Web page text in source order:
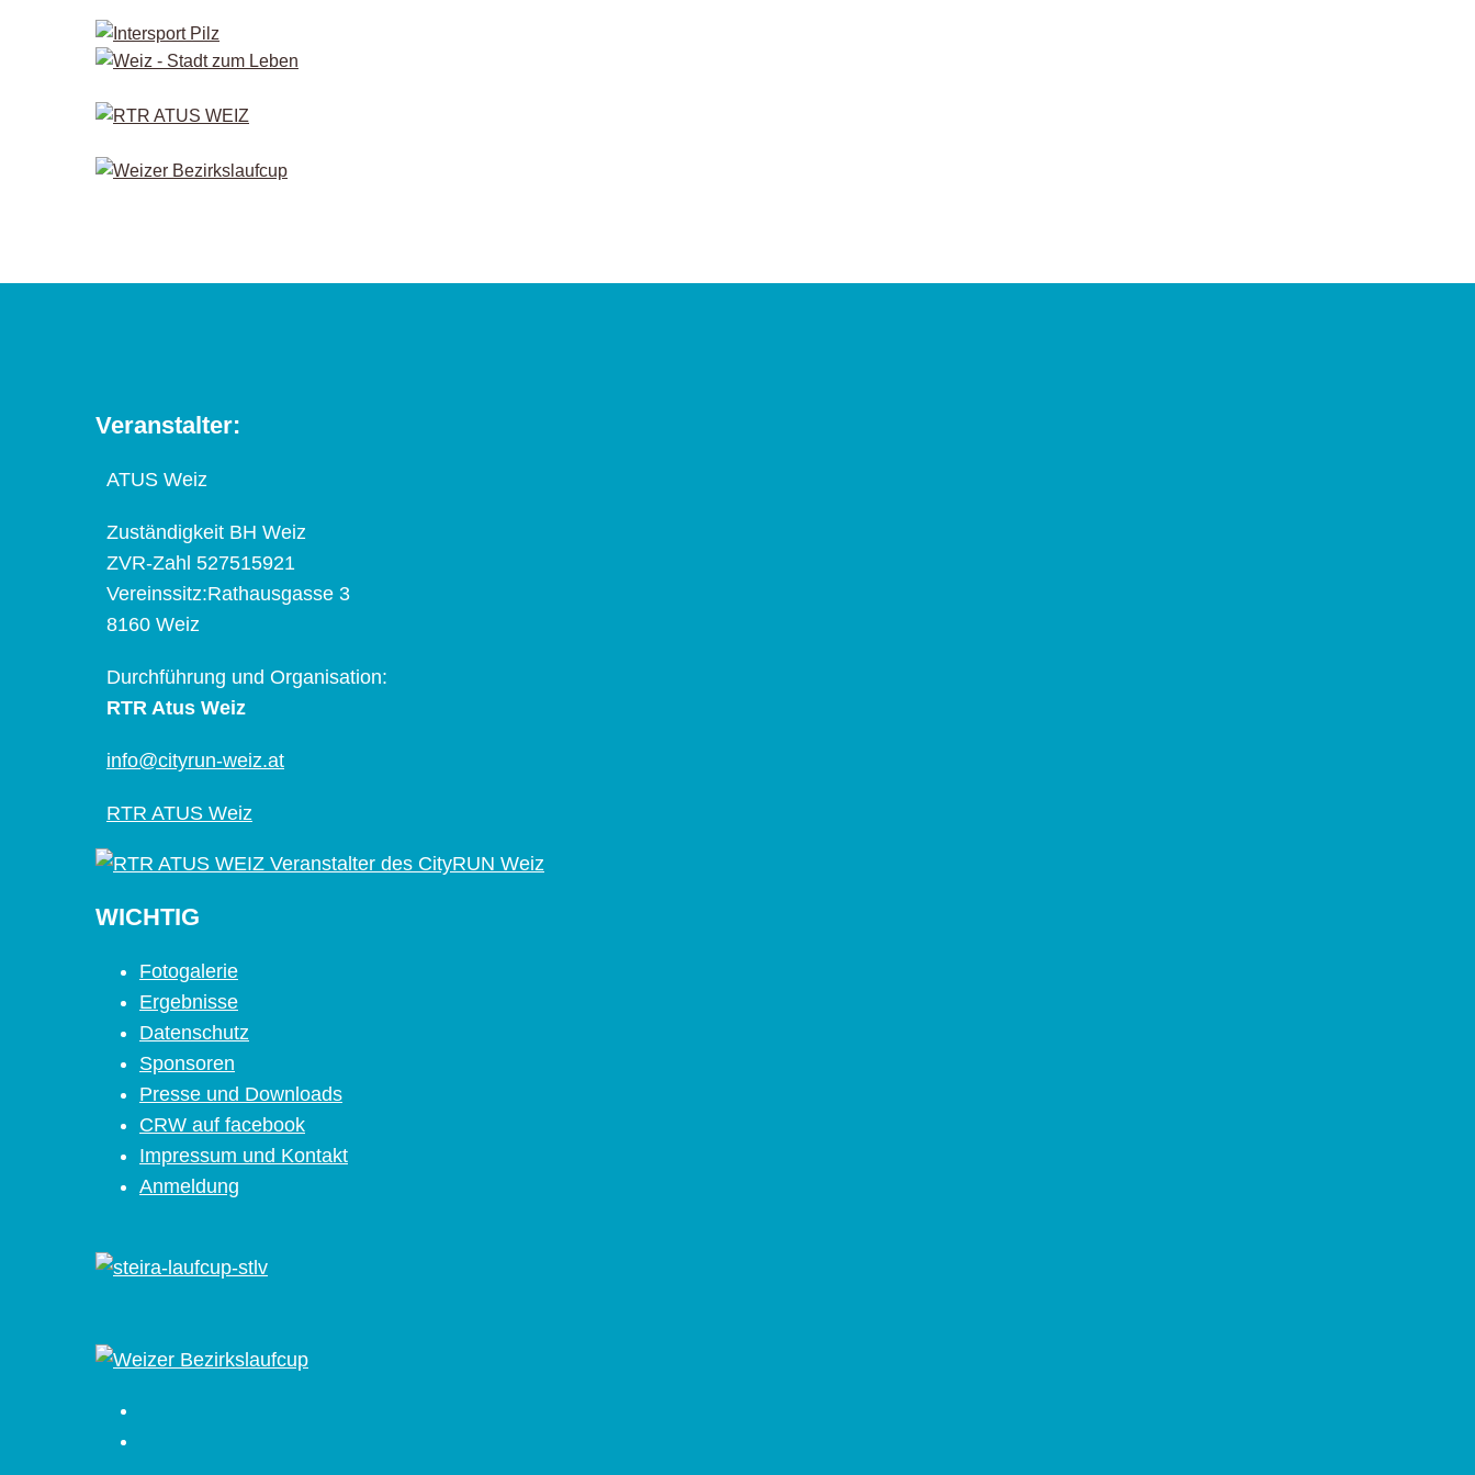
Veranstalter:
ATUS Weiz
Zuständigkeit BH Weiz
ZVR-Zahl 527515921
Vereinssitz:Rathausgasse 3
8160 Weiz
Durchführung und Organisation:
RTR Atus Weiz
info@cityrun-weiz.at
RTR ATUS Weiz
WICHTIG
Fotogalerie
Ergebnisse
Datenschutz
Sponsoren
Presse und Downloads
CRW auf facebook
Impressum und Kontakt
Anmeldung